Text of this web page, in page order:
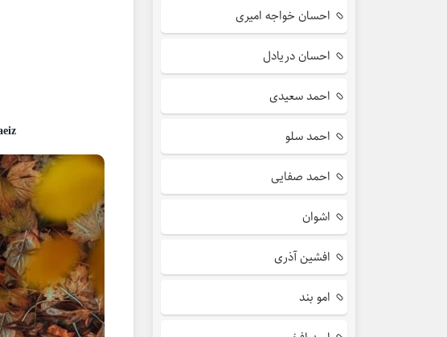
احسان خواجه امیری
احسان دریادل
احمد سعیدی
احمد سلو
احمد صفایی
اشوان
افشین آذری
امو بند